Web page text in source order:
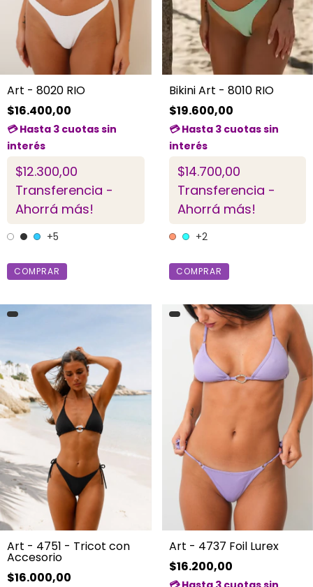
Art - 8020 RIO
$16.400,00
$12.300,00
Transferencia -
Ahorrá más!
+5
COMPRAR
Bikini Art - 8010 RIO
$19.600,00
$14.700,00
Transferencia -
Ahorrá más!
+2
COMPRAR
Art - 4751 - Tricot con
Accesorio
$16.000,00
Art - 4737 Foil Lurex
$16.200,00